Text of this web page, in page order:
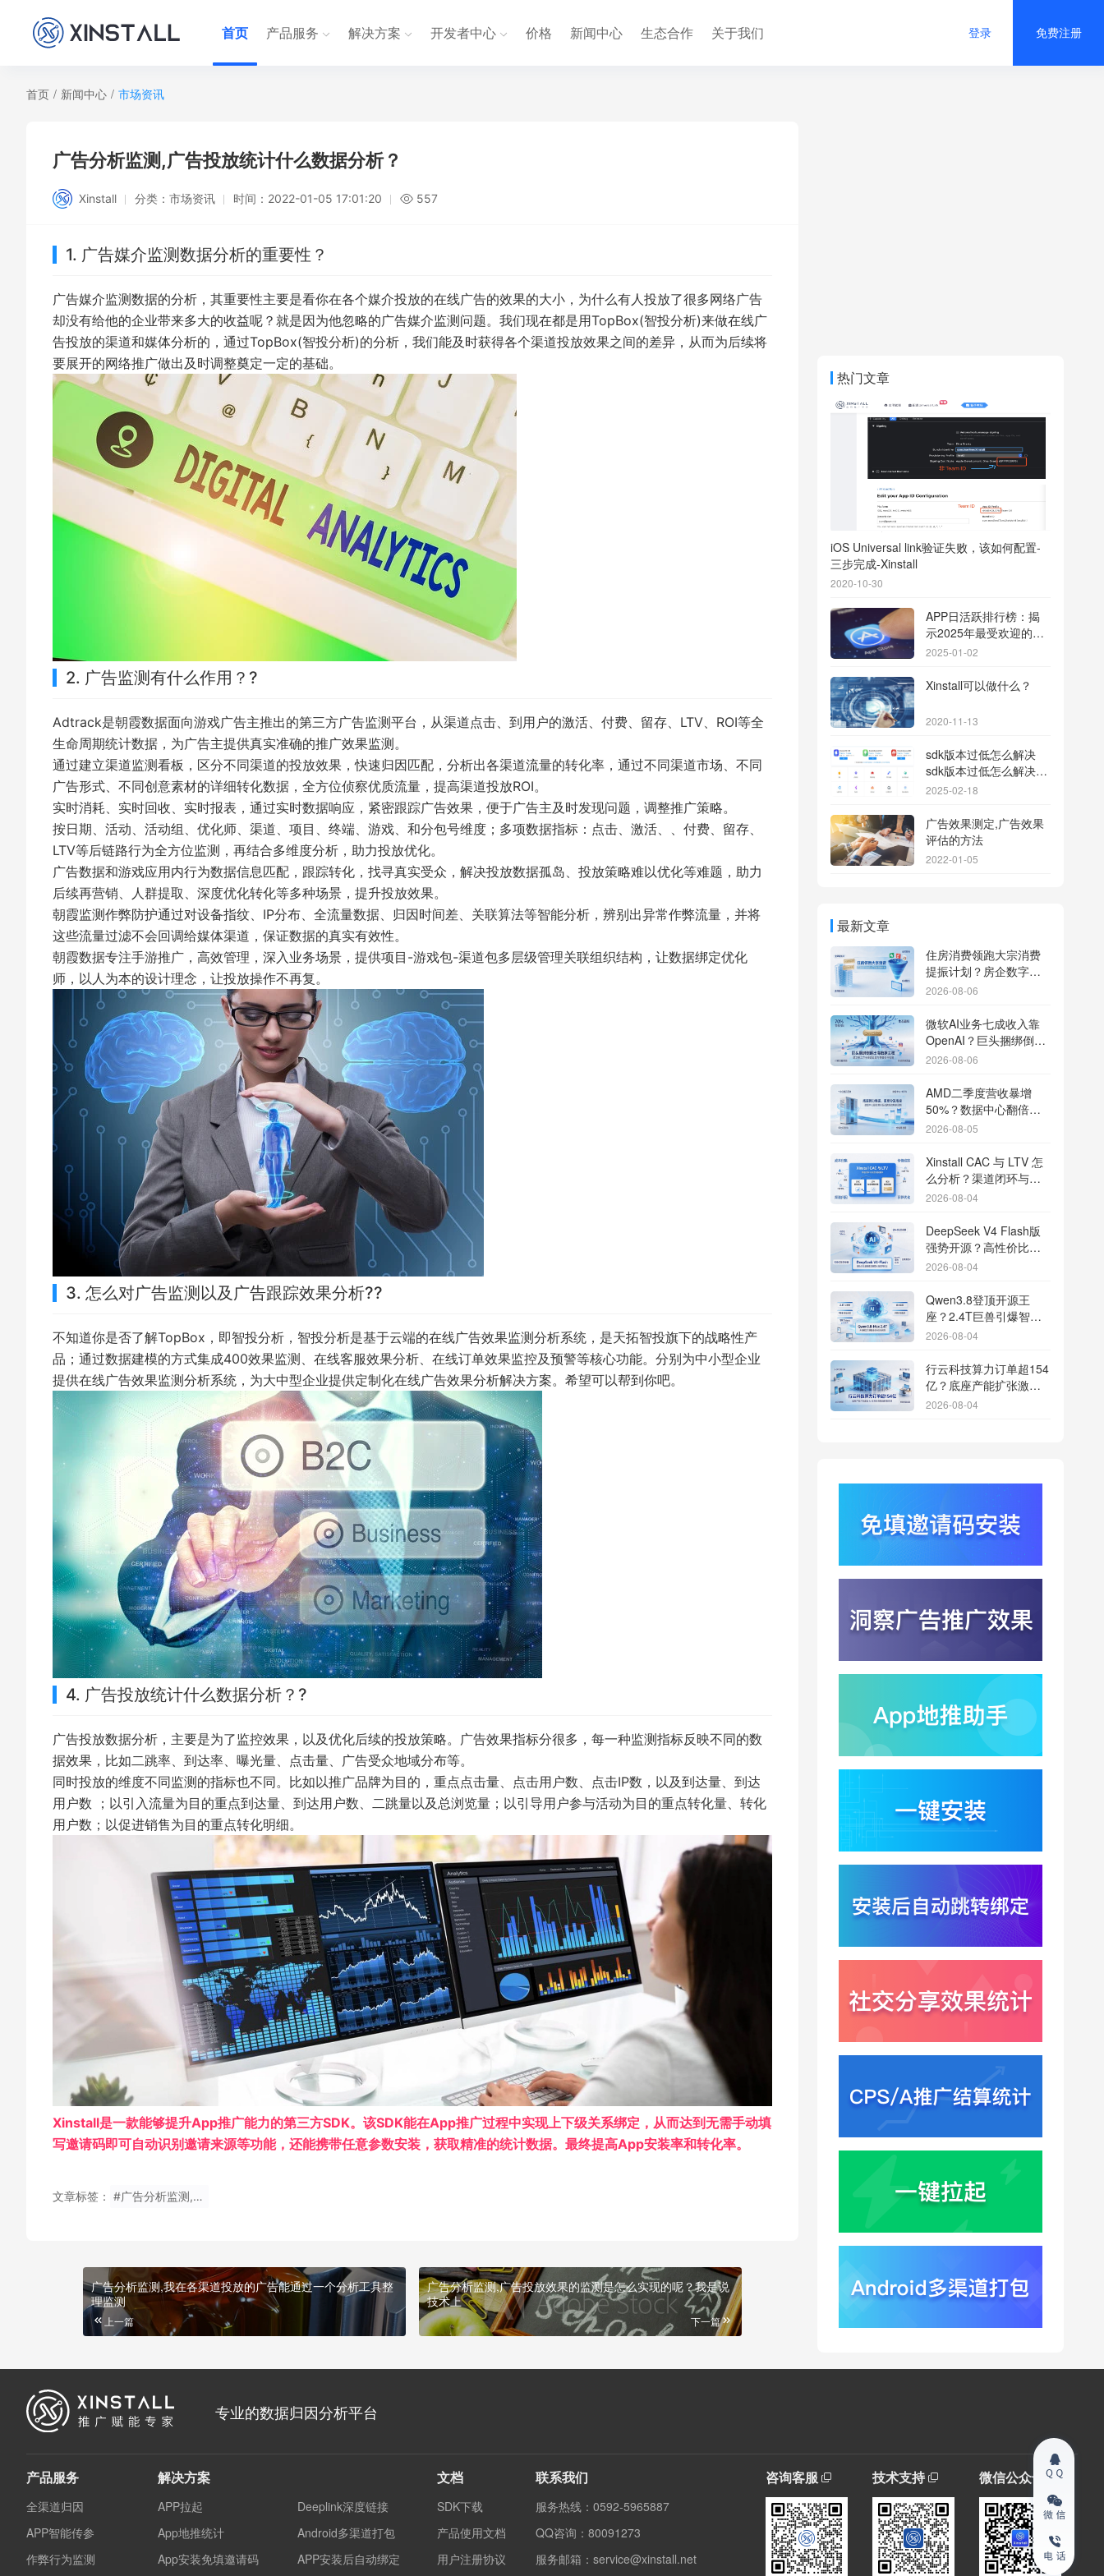
首页 产品服务 解决方案 开发者中心 价格 新闻中心 生态合作 关于我们 登录 免费注册
首页 / 新闻中心 / 市场资讯
广告分析监测,广告投放统计什么数据分析？
Xinstall 分类： 市场资讯 时间： 2022-01-05 17:01:20 557
1. 广告媒介监测数据分析的重要性？
广告媒介监测数据的分析，其重要性主要是看你在各个媒介投放的在线广告的效果的大小，为什么有人投放了很多网络广告
却没有给他的企业带来多大的收益呢？就是因为他忽略的广告媒介监测问题。我们现在都是用TopBox(智投分析)来做在线广
告投放的渠道和媒体分析的，通过TopBox(智投分析)的分析，我们能及时获得各个渠道投放效果之间的差异，从而为后续将
要展开的网络推广做出及时调整奠定一定的基础。
2. 广告监测有什么作用？?
Adtrack是朝霞数据面向游戏广告主推出的第三方广告监测平台，从渠道点击、到用户的激活、付费、留存、LTV、ROI等全
生命周期统计数据，为广告主提供真实准确的推广效果监测。
通过建立渠道监测看板，区分不同渠道的投放效果，快速归因匹配，分析出各渠道流量的转化率，通过不同渠道市场、不同
广告形式、不同创意素材的详细转化数据，全方位侦察优质流量，提高渠道投放ROI。
实时消耗、实时回收、实时报表，通过实时数据响应，紧密跟踪广告效果，便于广告主及时发现问题，调整推广策略。
按日期、活动、活动组、优化师、渠道、项目、终端、游戏、和分包号维度；多项数据指标：点击、激活、、付费、留存、
LTV等后链路行为全方位监测，再结合多维度分析，助力投放优化。
广告数据和游戏应用内行为数据信息匹配，跟踪转化，找寻真实受众，解决投放数据孤岛、投放策略难以优化等难题，助力
后续再营销、人群提取、深度优化转化等多种场景，提升投放效果。
朝霞监测作弊防护通过对设备指纹、IP分布、全流量数据、归因时间差、关联算法等智能分析，辨别出异常作弊流量，并将
这些流量过滤不会回调给媒体渠道，保证数据的真实有效性。
朝霞数据专注手游推广，高效管理，深入业务场景，提供项目-游戏包-渠道包多层级管理关联组织结构，让数据绑定优化
师，以人为本的设计理念，让投放操作不再复。
3. 怎么对广告监测以及广告跟踪效果分析??
不知道你是否了解TopBox，即智投分析，智投分析是基于云端的在线广告效果监测分析系统，是天拓智投旗下的战略性产
品；通过数据建模的方式集成400效果监测、在线客服效果分析、在线订单效果监控及预警等核心功能。分别为中小型企业
提供在线广告效果监测分析系统，为大中型企业提供定制化在线广告效果分析解决方案。希望可以帮到你吧。
4. 广告投放统计什么数据分析？?
广告投放数据分析，主要是为了监控效果，以及优化后续的投放策略。广告效果指标分很多，每一种监测指标反映不同的数
据效果，比如二跳率、到达率、曝光量、点击量、广告受众地域分布等。
同时投放的维度不同监测的指标也不同。比如以推广品牌为目的，重点点击量、点击用户数、点击IP数，以及到达量、到达
用户数 ；以引入流量为目的重点到达量、到达用户数、二跳量以及总浏览量；以引导用户参与活动为目的重点转化量、转化
用户数；以促进销售为目的重点转化明细。
Xinstall是一款能够提升App推广能力的第三方SDK。该SDK能在App推广过程中实现上下级关系绑定，从而达到无需手动填
写邀请码即可自动识别邀请来源等功能，还能携带任意参数安装，获取精准的统计数据。最终提高App安装率和转化率。
文章标签： #广告分析监测,广告投放统计什么数据分析？
广告分析监测,我在各渠道投放的广告能通过一个分析工具整
理监测
上一篇
广告分析监测,广告投放效果的监测是怎么实现的呢？我是说
技术上
下一篇
热门文章
iOS Universal link验证失败，该如何配置-
三步完成-Xinstall
2020-10-30
APP日活跃排行榜：揭
示2025年最受欢迎的应
用背后的秘密
2025-01-02
Xinstall可以做什么？
2020-11-13
sdk版本过低怎么解决
sdk版本过低怎么解决华
为
2025-02-18
广告效果测定,广告效果
评估的方法
2022-01-05
最新文章
住房消费领跑大宗消费
提振计划？房企数字化
转型加速线下场景智能
2026-08-06
微软AI业务七成收入靠
OpenAI？巨头捆绑倒逼
出海App独立追踪全渠道
2026-08-06
AMD二季度营收暴增
50%？数据中心翻倍增
长驱动跨端分发新底座
2026-08-05
Xinstall CAC 与 LTV 怎
么分析？渠道闭环与投
放回报解析
2026-08-04
DeepSeek V4 Flash版
强势开源？高性价比基
座模型重塑长尾应用全
2026-08-04
Qwen3.8登顶开源王
座？2.4T巨兽引爆智能
体免填邀请码分发潮
2026-08-04
行云科技算力订单超154
亿？底座产能扩张激活
AI应用多终端流转新周
2026-08-04
因升级
DeepSeek跑分超
GPT5.6？超低价API引
爆智能体工具免填码安
2026-08-03
蚂蚁灵波首轮拟募资15
落地凸显全链路设备归
因紧迫性
2026-08-03
2000亿美元？云与广告
双轮驱动下B端应用迎来
分发与归因重构
千问已在特斯拉车机内
测？大模型上车打通跨
端服务与全渠道归因新
面环境能力升级加速PC
端智能助手与应用分发
2026-07-30
悟空大圣上映5天票房仅
15万？国产动画宣发失
灵暴露渠道归因黑洞
2026-07-30
Xinstall 渠道统计怎么做
？多渠道统一口径与数
专业的数据归因分析平台
产品服务
全渠道归因
APP智能传参
作弊行为监测
解决方案
APP拉起
Deeplink深度链接
App地推统计
Android多渠道打包
App安装免填邀请码
APP安装后自动绑定
文档
SDK下载
产品使用文档
用户注册协议
联系我们
服务热线：0592-5965887
QQ咨询：80091273
服务邮箱：service@xinstall.net
咨询客服 技术支持 微信公众号